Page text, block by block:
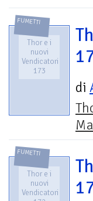
FUMETTI
Thor e i
nuovi
Vendicatori
173
di
FUMETTI
Thor e i
nuovi
Vendicatori